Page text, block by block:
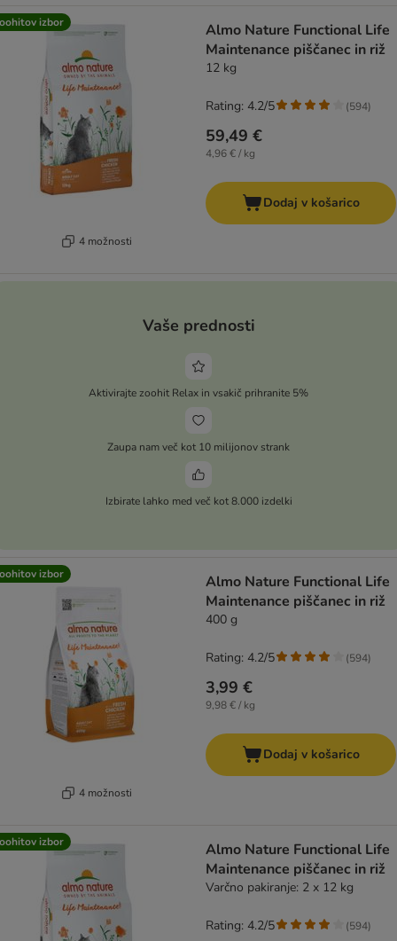
izbor
4 možnosti
Almo Nature Functional Life
Maintenance piščanec in riž
12 kg
59,49 €
4,96 € / kg
Rating: 4.2/5 (594)
Dodaj v košarico
Vaše prednosti
Aktivirajte zoohit Relax in vsakič prihranite 5%
Zaupa nam več kot 10 milijonov strank
Izbirate lahko med več kot 8.000 izdelki
izbor
4 možnosti
Almo Nature Functional Life
Maintenance piščanec in riž
400 g
3,99 €
9,98 € / kg
Rating: 4.2/5 (594)
Dodaj v košarico
izbor
Almo Nature Functional Life
Maintenance piščanec in riž
Varčno pakiranje: 2 x 12 kg
Rating: 4.2/5 (594)